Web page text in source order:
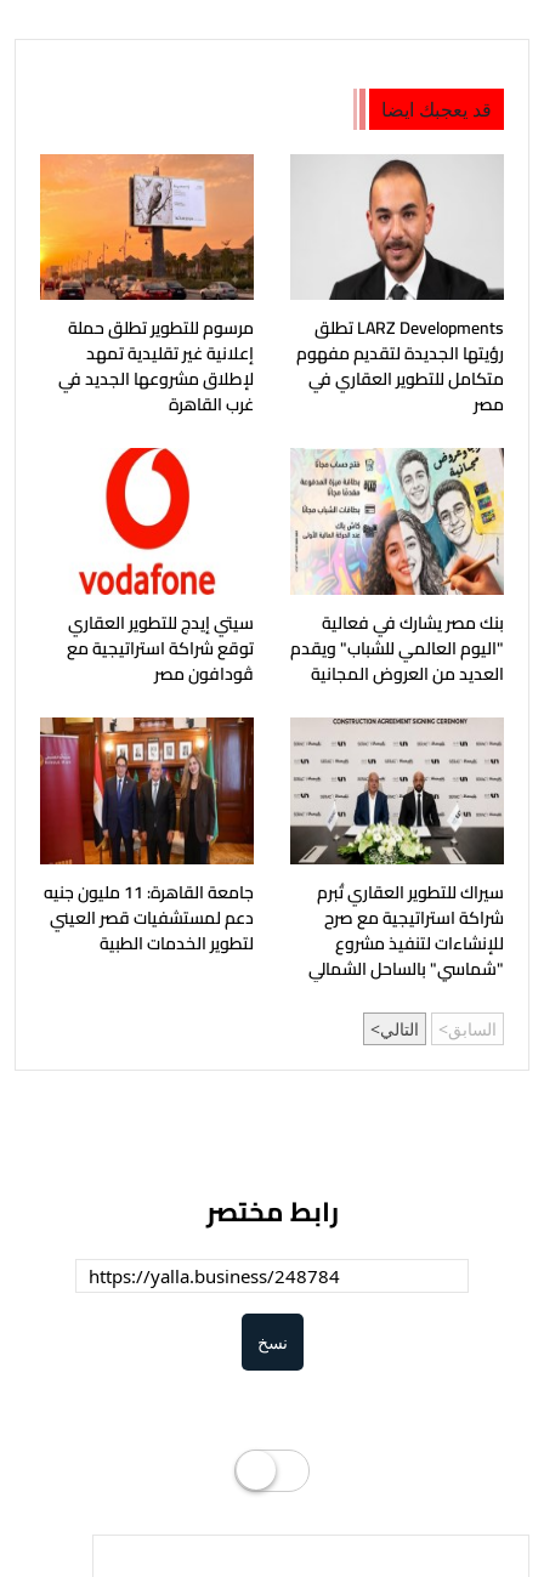
قد يعجبك ايضا
LARZ Developments تطلق
رؤيتها الجديدة لتقديم مفهوم
متكامل للتطوير العقاري في
مصر
مرسوم للتطوير تطلق حملة
إعلانية غير تقليدية تمهد
لإطلاق مشروعها الجديد في
غرب القاهرة
بنك مصر يشارك في فعالية
"اليوم العالمي للشباب" ويقدم
العديد من العروض المجانية
سيتي إيدج للتطوير العقاري
توقع شراكة استراتيجية مع
ڤودافون مصر
سيراك للتطوير العقاري تُبرم
شراكة استراتيجية مع صرح
للإنشاءات لتنفيذ مشروع
"شماسي" بالساحل الشمالي
جامعة القاهرة: 11 مليون جنيه
دعم لمستشفيات قصر العيني
لتطوير الخدمات الطبية
السابق التالي
رابط مختصر
نسخ